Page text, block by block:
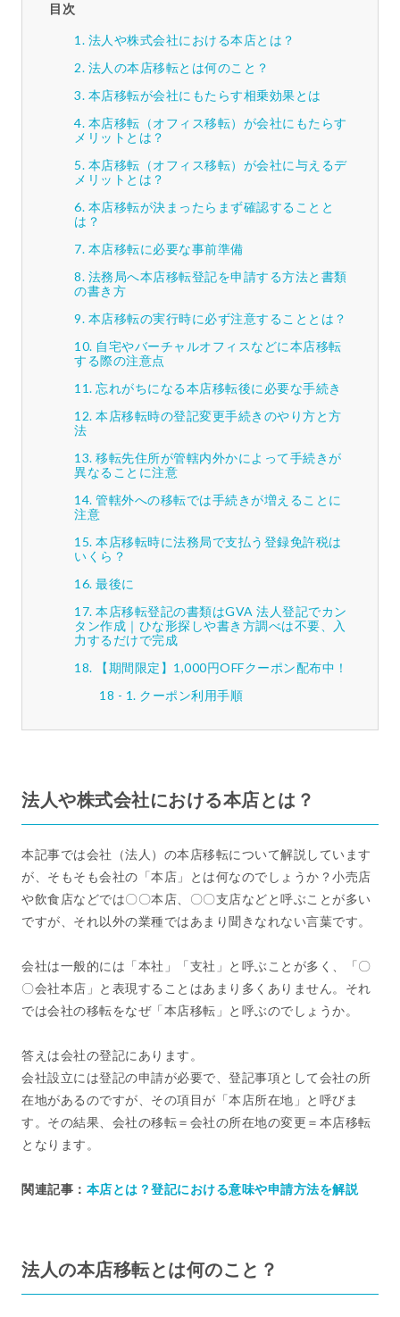
目次
法人や株式会社における本店とは？
法人の本店移転とは何のこと？
本店移転が会社にもたらす相乗効果とは
本店移転（オフィス移転）が会社にもたらす
メリットとは？
本店移転（オフィス移転）が会社に与えるデ
メリットとは？
本店移転が決まったらまず確認することと
は？
本店移転に必要な事前準備
法務局へ本店移転登記を申請する方法と書類
の書き方
本店移転の実行時に必ず注意することとは？
自宅やバーチャルオフィスなどに本店移転
する際の注意点
忘れがちになる本店移転後に必要な手続き
本店移転時の登記変更手続きのやり方と方
法
移転先住所が管轄内外かによって手続きが
異なることに注意
管轄外への移転では手続きが増えることに
注意
本店移転時に法務局で支払う登録免許税は
いくら？
最後に
本店移転登記の書類はGVA 法人登記でカン
タン作成｜ひな形探しや書き方調べは不要、入
力するだけで完成
【期間限定】1,000円OFFクーポン配布中！
クーポン利用手順
法人や株式会社における本店とは？
本記事では会社（法人）の本店移転について解説しています
が、そもそも会社の「本店」とは何なのでしょうか？小売店
や飲食店などでは〇〇本店、〇〇支店などと呼ぶことが多い
ですが、それ以外の業種ではあまり聞きなれない言葉です。
会社は一般的には「本社」「支社」と呼ぶことが多く、「〇
〇会社本店」と表現することはあまり多くありません。それ
では会社の移転をなぜ「本店移転」と呼ぶのでしょうか。
答えは会社の登記にあります。
会社設立には登記の申請が必要で、登記事項として会社の所
在地があるのですが、その項目が「本店所在地」と呼びま
す。その結果、会社の移転＝会社の所在地の変更＝本店移転
となります。
関連記事： 本店とは？登記における意味や申請方法を解説
法人の本店移転とは何のこと？